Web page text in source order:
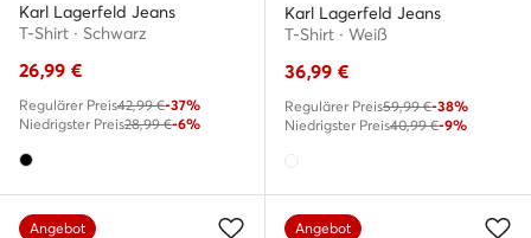
Karl Lagerfeld Jeans
T-Shirt · Schwarz
26,99 €
Regulärer Preis42,99 €-37%
Niedrigster Preis28,99 €-6%
Karl Lagerfeld Jeans
T-Shirt · Weiß
36,99 €
Regulärer Preis59,99 €-38%
Niedrigster Preis40,99 €-9%
Angebot Angebot